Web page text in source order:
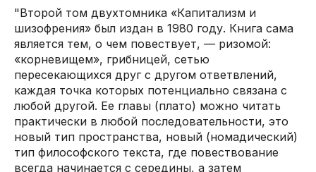
"Второй том двухтомника «Капитализм и
шизофрения» был издан в 1980 году. Книга сама
является тем, о чем повествует, — ризомой:
«корневищем», грибницей, сетью
пересекающихся друг с другом ответвлений,
каждая точка которых потенциально связана с
любой другой. Ее главы (плато) можно читать
практически в любой последовательности, это
новый тип пространства, новый (номадический)
тип философского текста, где повествование
всегда начинается с середины, а затем